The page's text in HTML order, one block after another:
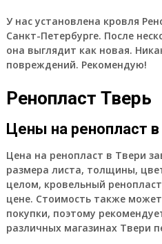
У нас установлена кровля
Санкт-Петербурге. После
она выглядит как новая.
повреждений. Рекомендую!
Ренопласт Тверь
Цены на ренопласт в
Цена на ренопласт в Твери
размера листа, толщины,
целом, кровельный
цене. Стоимость также
покупки, поэтому
различных магазинах Твери